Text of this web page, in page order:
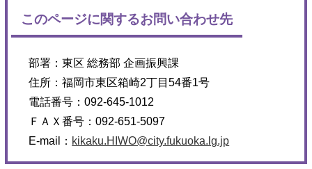
このページに関するお問い合わせ先
部署：東区 総務部 企画振興課
住所：福岡市東区箱崎2丁目54番1号
電話番号：092-645-1012
ＦＡＸ番号：092-651-5097
E-mail： kikaku.HIWO@city.fukuoka.lg.jp